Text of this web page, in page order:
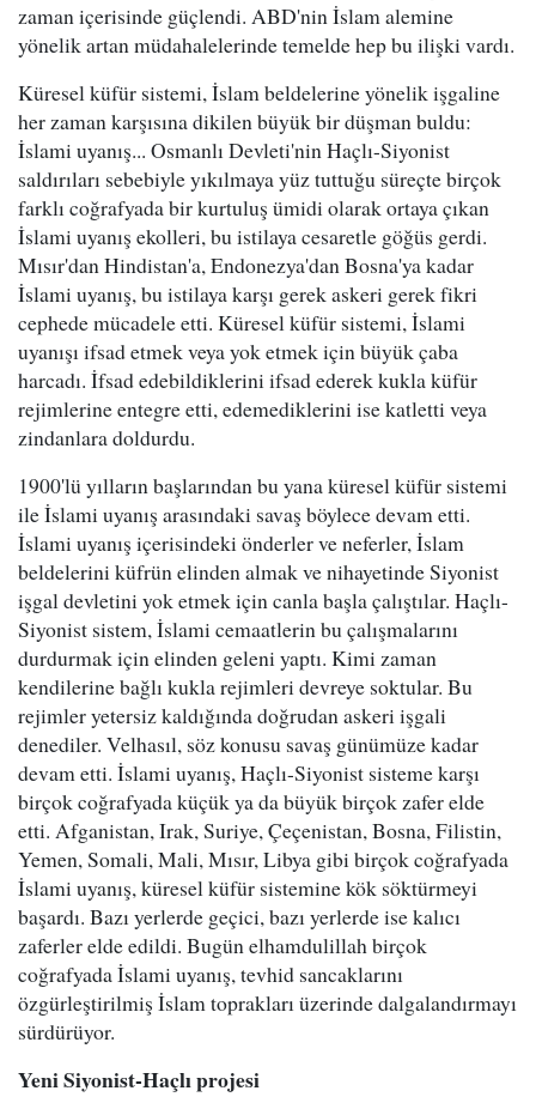
zaman içerisinde güçlendi. ABD'nin İslam alemine
yönelik artan müdahalelerinde temelde hep bu ilişki vardı.
Küresel küfür sistemi, İslam beldelerine yönelik işgaline
her zaman karşısına dikilen büyük bir düşman buldu:
İslami uyanış... Osmanlı Devleti'nin Haçlı-Siyonist
saldırıları sebebiyle yıkılmaya yüz tuttuğu süreçte birçok
farklı coğrafyada bir kurtuluş ümidi olarak ortaya çıkan
İslami uyanış ekolleri, bu istilaya cesaretle göğüs gerdi.
Mısır'dan Hindistan'a, Endonezya'dan Bosna'ya kadar
İslami uyanış, bu istilaya karşı gerek askeri gerek fikri
cephede mücadele etti. Küresel küfür sistemi, İslami
uyanışı ifsad etmek veya yok etmek için büyük çaba
harcadı. İfsad edebildiklerini ifsad ederek kukla küfür
rejimlerine entegre etti, edemediklerini ise katletti veya
zindanlara doldurdu.
1900'lü yılların başlarından bu yana küresel küfür sistemi
ile İslami uyanış arasındaki savaş böylece devam etti.
İslami uyanış içerisindeki önderler ve neferler, İslam
beldelerini küfrün elinden almak ve nihayetinde Siyonist
işgal devletini yok etmek için canla başla çalıştılar. Haçlı-
Siyonist sistem, İslami cemaatlerin bu çalışmalarını
durdurmak için elinden geleni yaptı. Kimi zaman
kendilerine bağlı kukla rejimleri devreye soktular. Bu
rejimler yetersiz kaldığında doğrudan askeri işgali
denediler. Velhasıl, söz konusu savaş günümüze kadar
devam etti. İslami uyanış, Haçlı-Siyonist sisteme karşı
birçok coğrafyada küçük ya da büyük birçok zafer elde
etti. Afganistan, Irak, Suriye, Çeçenistan, Bosna, Filistin,
Yemen, Somali, Mali, Mısır, Libya gibi birçok coğrafyada
İslami uyanış, küresel küfür sistemine kök söktürmeyi
başardı. Bazı yerlerde geçici, bazı yerlerde ise kalıcı
zaferler elde edildi. Bugün elhamdulillah birçok
coğrafyada İslami uyanış, tevhid sancaklarını
özgürleştirilmiş İslam toprakları üzerinde dalgalandırmayı
sürdürüyor.
Yeni Siyonist-Haçlı projesi